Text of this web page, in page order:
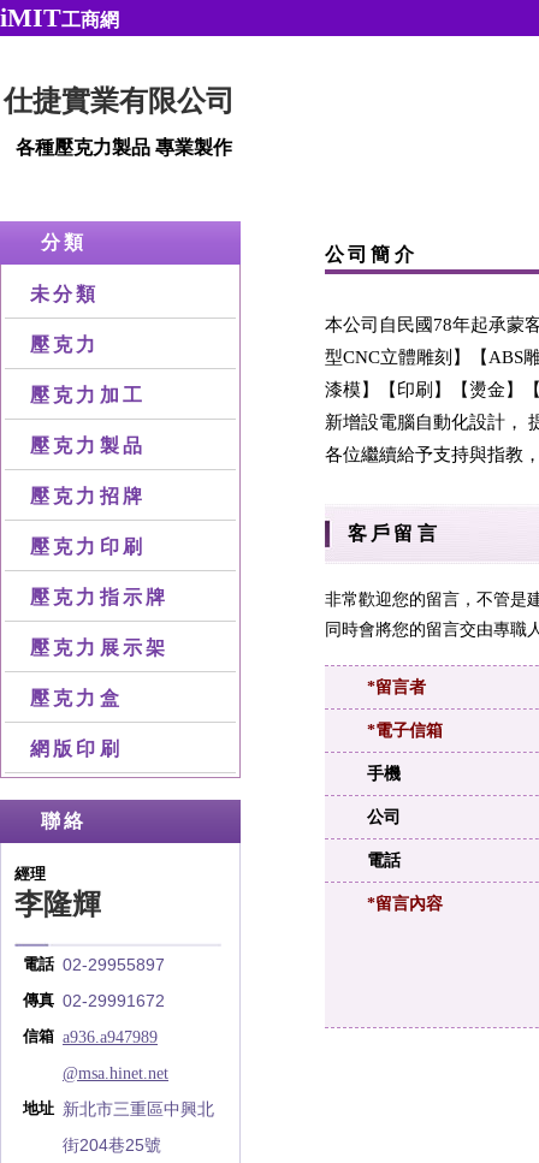
iMIT工商網
仕捷實業有限公司
各種壓克力製品 專業製作
分類
未分類
壓克力
壓克力加工
壓克力製品
壓克力招牌
壓克力印刷
壓克力指示牌
壓克力展示架
壓克力盒
網版印刷
聯絡
經理
李隆輝
電話 02-29955897
傳真 02-29991672
信箱 a936.a947989
@msa.hinet.net
地址 新北市三重區中興北
街204巷25號
公司簡介
本公司自民國78年起承蒙
型CNC立體雕刻】【ABS
漆模】【印刷】【燙金】
新增設電腦自動化設計，
各位繼續給予支持與指教
客戶留言
非常歡迎您的留言，不管是
同時會將您的留言交由專職
*留言者
*電子信箱
手機
公司
電話
*留言內容